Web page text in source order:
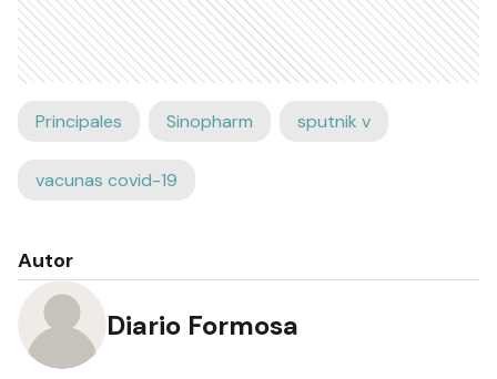
Principales Sinopharm sputnik v
vacunas covid-19
Autor
Diario Formosa